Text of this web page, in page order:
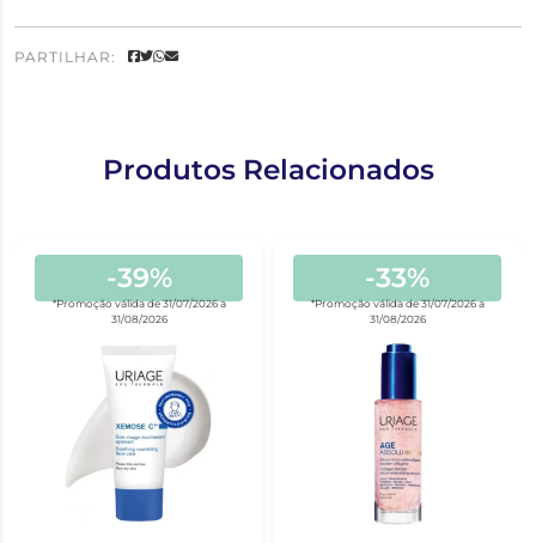
PARTILHAR:
Produtos Relacionados
-39%
*Promoção válida de 31/07/2026 a
31/08/2026
-33%
*Promoção válida de 31/07/2026 a
31/08/2026